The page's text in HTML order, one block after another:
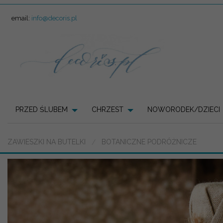
email: info@decoris.pl
PRZED ŚLUBEM CHRZEST NOWORODEK/DZIECI
ZAWIESZKI NA BUTELKI BOTANICZNE PODRÓŻNICZE